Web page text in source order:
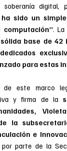
sido un
. La
sólida base de 42
para estas
de este marco
y firma de la
Violeta
la
e
por parte de la